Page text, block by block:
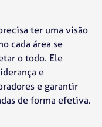
ter uma visão
cada área se
o todo. Ele
e
e garantir
de forma efetiva.